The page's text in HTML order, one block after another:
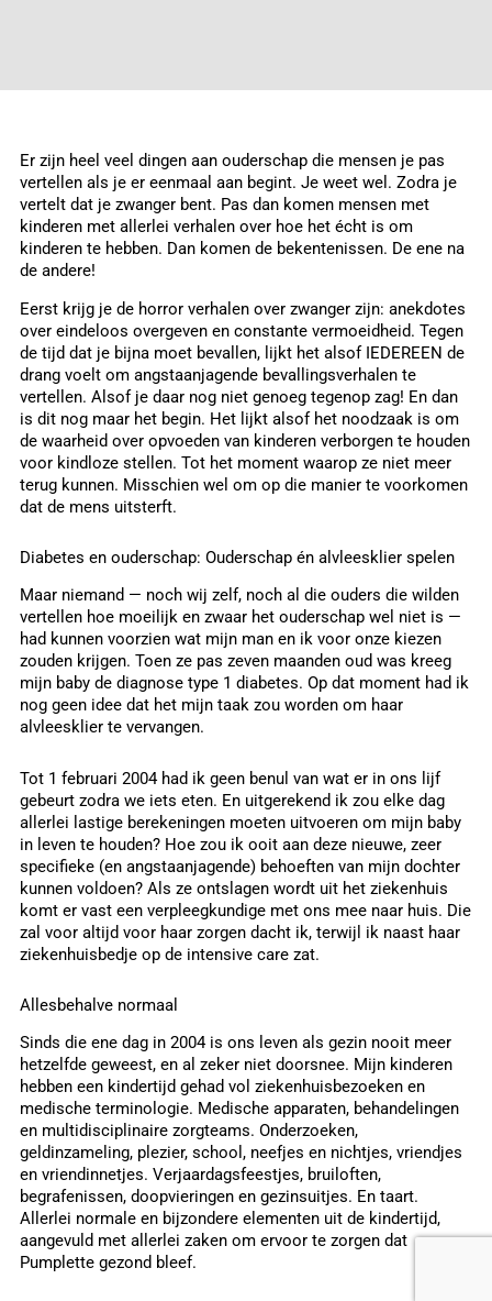
Er zijn heel veel dingen aan ouderschap die mensen je pas
vertellen als je er eenmaal aan begint. Je weet wel. Zodra je
vertelt dat je zwanger bent. Pas dan komen mensen met
kinderen met allerlei verhalen over hoe het écht is om
kinderen te hebben. Dan komen de bekentenissen. De ene na
de andere!
Eerst krijg je de horror verhalen over zwanger zijn: anekdotes
over eindeloos overgeven en constante vermoeidheid. Tegen
de tijd dat je bijna moet bevallen, lijkt het alsof IEDEREEN de
drang voelt om angstaanjagende bevallingsverhalen te
vertellen. Alsof je daar nog niet genoeg tegenop zag! En dan
is dit nog maar het begin. Het lijkt alsof het noodzaak is om
de waarheid over opvoeden van kinderen verborgen te houden
voor kindloze stellen. Tot het moment waarop ze niet meer
terug kunnen. Misschien wel om op die manier te voorkomen
dat de mens uitsterft.
Diabetes en ouderschap: Ouderschap én alvleesklier spelen
Maar niemand — noch wij zelf, noch al die ouders die wilden
vertellen hoe moeilijk en zwaar het ouderschap wel niet is —
had kunnen voorzien wat mijn man en ik voor onze kiezen
zouden krijgen. Toen ze pas zeven maanden oud was kreeg
mijn baby de diagnose type 1 diabetes. Op dat moment had ik
nog geen idee dat het mijn taak zou worden om haar
alvleesklier te vervangen.
Tot 1 februari 2004 had ik geen benul van wat er in ons lijf
gebeurt zodra we iets eten. En uitgerekend ik zou elke dag
allerlei lastige berekeningen moeten uitvoeren om mijn baby
in leven te houden? Hoe zou ik ooit aan deze nieuwe, zeer
specifieke (en angstaanjagende) behoeften van mijn dochter
kunnen voldoen? Als ze ontslagen wordt uit het ziekenhuis
komt er vast een verpleegkundige met ons mee naar huis. Die
zal voor altijd voor haar zorgen dacht ik, terwijl ik naast haar
ziekenhuisbedje op de intensive care zat.
Allesbehalve normaal
Sinds die ene dag in 2004 is ons leven als gezin nooit meer
hetzelfde geweest, en al zeker niet doorsnee. Mijn kinderen
hebben een kindertijd gehad vol ziekenhuisbezoeken en
medische terminologie. Medische apparaten, behandelingen
en multidisciplinaire zorgteams. Onderzoeken,
geldinzameling, plezier, school, neefjes en nichtjes, vriendjes
en vriendinnetjes. Verjaardagsfeestjes, bruiloften,
begrafenissen, doopvieringen en gezinsuitjes. En taart.
Allerlei normale en bijzondere elementen uit de kindertijd,
aangevuld met allerlei zaken om ervoor te zorgen dat
Pumplette gezond bleef.